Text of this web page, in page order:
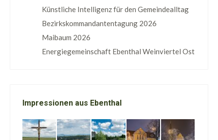
Künstliche Intelligenz für den Gemeindealltag
Bezirkskommandantentagung 2026
Maibaum 2026
Energiegemeinschaft Ebenthal Weinviertel Ost
Impressionen aus Ebenthal